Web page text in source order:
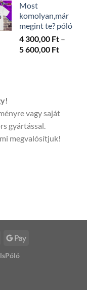
-
5
600,00
Most
komolyan,már
megint te? póló
4 300,00 Ft –
5 600,00 Ft
vagy saját
gyártással.
megvalósítjuk!